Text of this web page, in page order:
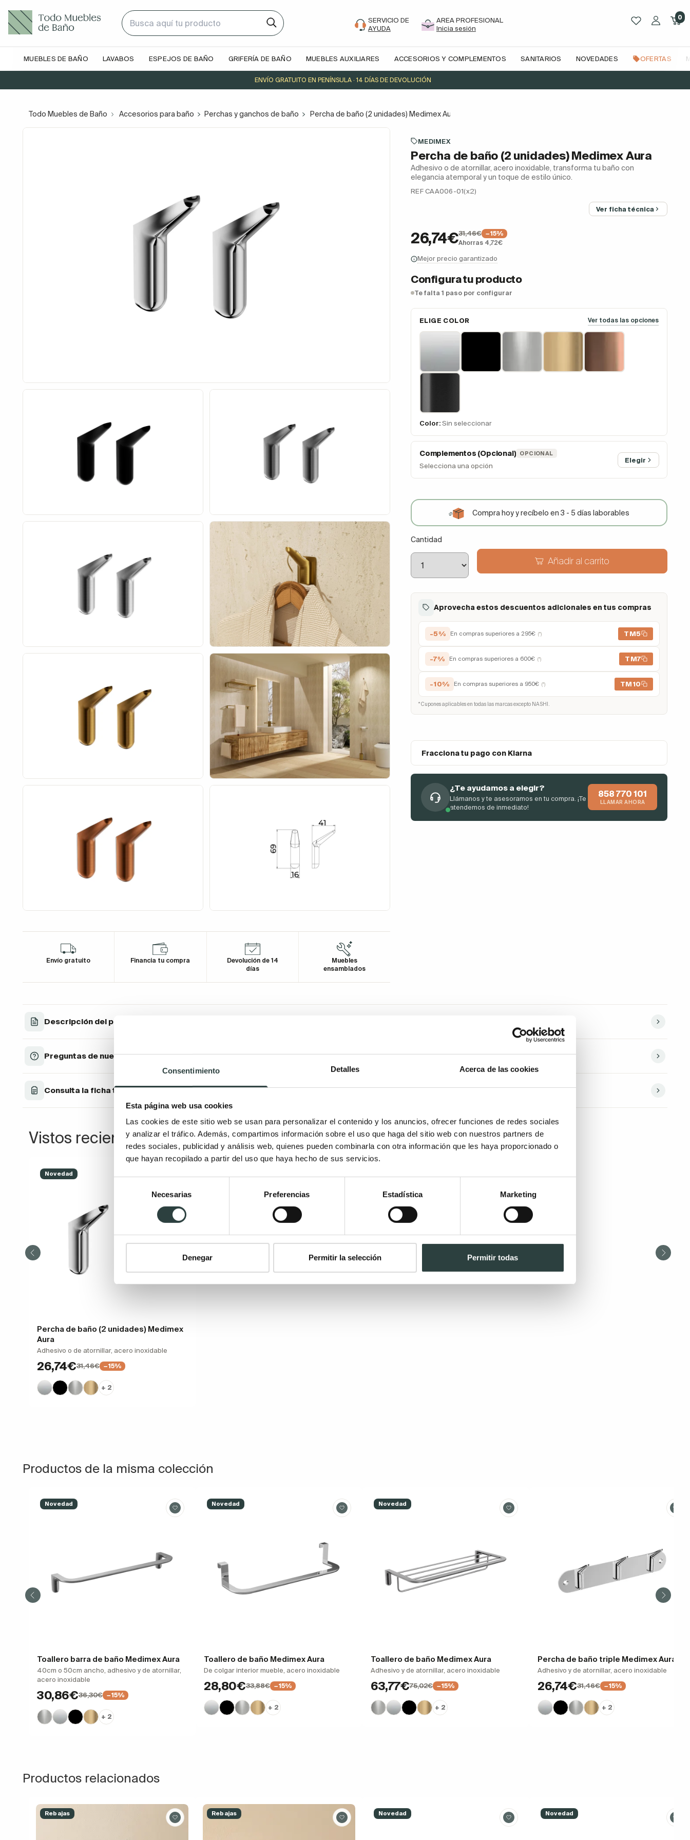
Consentimiento Detalles Acerca de las cookies
Esta página web usa cookies
Las cookies de este sitio web se usan para personalizar el contenido y los anuncios, ofrecer funciones de redes sociales
y analizar el tráfico. Además, compartimos información sobre el uso que haga del sitio web con nuestros partners de
redes sociales, publicidad y análisis web, quienes pueden combinarla con otra información que les haya proporcionado o
que hayan recopilado a partir del uso que haya hecho de sus servicios.
consentimiento
Necesarias Preferencias Estadística Marketing
Denegar Permitir la selección Permitir todas
SERVICIO DE
AYUDA
AREA PROFESIONAL
Inicia sesión
0
MUEBLES DE BAÑO LAVABOS ESPEJOS DE BAÑO GRIFERÍA DE BAÑO MUEBLES AUXILIARES ACCESORIOS Y COMPLEMENTOS SANITARIOS NOVEDADES OFERTAS
ENVÍO GRATUITO EN PENÍNSULA · 14 DÍAS DE DEVOLUCIÓN
Todo Muebles de Baño Accesorios para baño Perchas y ganchos de baño Percha de baño (2 unidades) Medimex Aura
Envío gratuito Financia tu compra
Devolución de 14
días
Muebles
ensamblados
MEDIMEX
Percha de baño (2 unidades) Medimex Aura
Adhesivo o de atornillar, acero inoxidable, transforma tu baño con
elegancia atemporal y un toque de estilo único.
REF CAA006-01(x2)
Ver ficha técnica
26,74€31,46€
−15%
Ahorras 4,72€
Mejor precio garantizado
Configura tu producto
Te falta 1 paso por configurar
ELIGE COLOR Ver todas las opciones
Color: Sin seleccionar
Complementos (Opcional) OPCIONAL
Selecciona una opción
Elegir
Compra hoy y recíbelo en 3 - 5 días laborables
Cantidad
Añadir al carrito
Aprovecha estos descuentos adicionales en tus compras
-5% En compras superiores a 295€ (*) TM5
-7% En compras superiores a 600€ (*) TM7
-10% En compras superiores a 950€ (*) TM10
* Cupones aplicables en todas las marcas excepto NASHI.
Fracciona tu pago con Klarna
¿Te ayudamos a elegir?
Llámanos y te asesoramos en tu compra. ¡Te
atendemos de inmediato!
858 770 101
LLAMAR AHORA
Descripción del producto
Preguntas de nuestros clientes
Consulta la ficha técnica
Vistos recientemente
Novedad
Percha de baño (2 unidades) Medimex
Aura
Adhesivo o de atornillar, acero inoxidable
26,74€31,46€ −15%
+ 2
Productos de la misma colección
Novedad
Toallero barra de baño Medimex Aura
40cm o 50cm ancho, adhesivo y de atornillar,
acero inoxidable
30,86€36,30€ −15%
+ 2
Novedad
Toallero de baño Medimex Aura
De colgar interior mueble, acero inoxidable
28,80€33,88€ −15%
+ 2
Novedad
Toallero de baño Medimex Aura
Adhesivo y de atornillar, acero inoxidable
63,77€75,02€ −15%
+ 2
Percha de baño triple Medimex Aura
Adhesivo y de atornillar, acero inoxidable
26,74€31,46€ −15%
+ 2
Productos relacionados
Rebajas Rebajas Novedad Novedad